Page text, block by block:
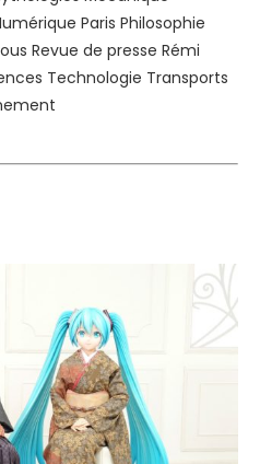
Paris Philosophie
Revue de presse Rémi
Technologie Transports